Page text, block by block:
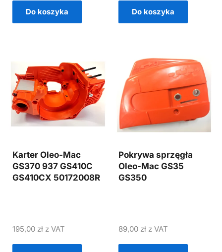
Do koszyka Do koszyka
Karter Oleo-Mac
GS370 937 GS410C
GS410CX 50172008R
195,00 zł z VAT
Pokrywa sprzęgła
Oleo-Mac GS35
GS350
89,00 zł z VAT